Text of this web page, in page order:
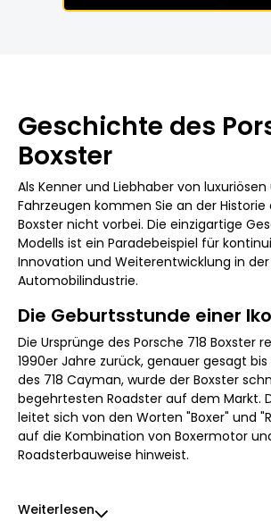
Geschichte des
Boxster
Als Kenner und Liebhaber von
Fahrzeugen kommen Sie an der Historie
Boxster nicht vorbei. Die einzigartige
Modells ist ein Paradebeispiel für
Innovation und Weiterentwicklung in der
Automobilindustrie.
Die Geburtsstunde einer
Die Ursprünge des Porsche 718 Boxster
1990er Jahre zurück, genauer gesagt bis
des 718 Cayman, wurde der Boxster
begehrtesten Roadster auf dem Markt.
leitet sich von den Worten "Boxer" und
auf die Kombination von Boxermotor
Roadsterbauweise hinweist.
Weiterlesen